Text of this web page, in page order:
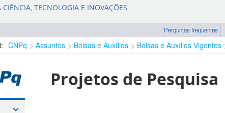
TECNOLOGIA E INOVAÇÕES
Perguntas frequentes
CNPq Assuntos Bolsas e Auxílios Bolsas e Auxílios Vigentes
Projetos de Pesquisa